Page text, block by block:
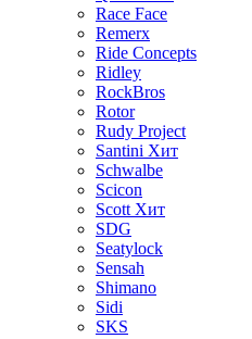
Race Face
Remerx
Ride Concepts
Ridley
RockBros
Rotor
Rudy Project
Santini Хит
Schwalbe
Scicon
Scott Хит
SDG
Seatylock
Sensah
Shimano
Sidi
SKS